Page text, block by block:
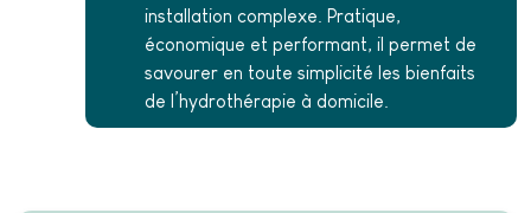
installation complexe. Pratique,
économique et performant, il permet de
savourer en toute simplicité les bienfaits
de l’hydrothérapie à domicile.